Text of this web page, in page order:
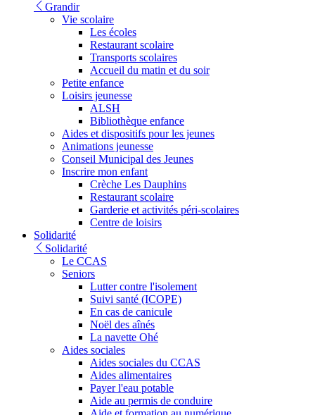
Grandir
Vie scolaire
Les écoles
Restaurant scolaire
Transports scolaires
Accueil du matin et du soir
Petite enfance
Loisirs jeunesse
ALSH
Bibliothèque enfance
Aides et dispositifs pour les jeunes
Animations jeunesse
Conseil Municipal des Jeunes
Inscrire mon enfant
Crèche Les Dauphins
Restaurant scolaire
Garderie et activités péri-scolaires
Centre de loisirs
Solidarité
Solidarité
Le CCAS
Seniors
Lutter contre l'isolement
Suivi santé (ICOPE)
En cas de canicule
Noël des aînés
La navette Ohé
Aides sociales
Aides sociales du CCAS
Aides alimentaires
Payer l'eau potable
Aide au permis de conduire